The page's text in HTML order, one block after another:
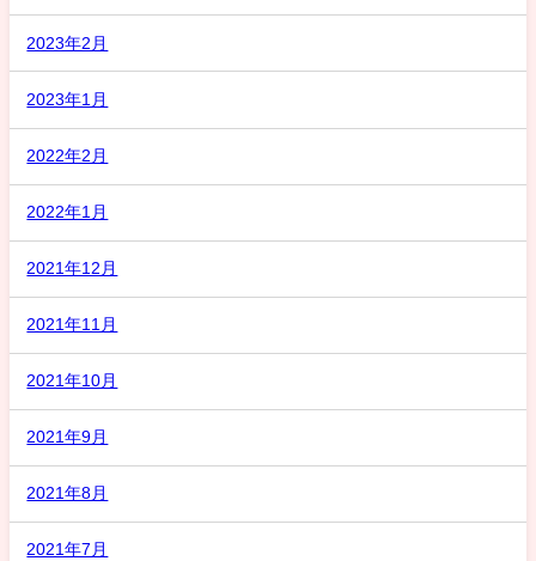
2023年2月
2023年1月
2022年2月
2022年1月
2021年12月
2021年11月
2021年10月
2021年9月
2021年8月
2021年7月